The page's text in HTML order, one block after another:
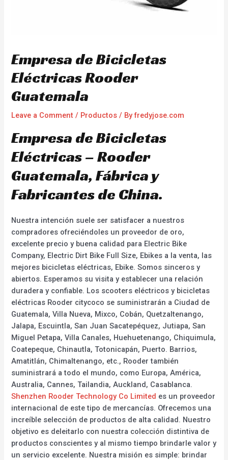
Empresa de Bicicletas
Eléctricas Rooder
Guatemala
Leave a Comment / Productos / Byfredyjose.com
Empresa de Bicicletas
Eléctricas – Rooder
Guatemala, Fábrica y
Fabricantes de China.
Nuestra intención suele ser satisfacer a nuestros
compradores ofreciéndoles un proveedor de oro,
excelente precio y buena calidad para Electric Bike
Company, Electric Dirt Bike Full Size, Ebikes a la venta, las
mejores bicicletas eléctricas, Ebike. Somos sinceros y
abiertos. Esperamos su visita y establecer una relación
duradera y confiable. Los scooters eléctricos y bicicletas
eléctricas Rooder citycoco se suministrarán a Ciudad de
Guatemala, Villa Nueva, Mixco, Cobán, Quetzaltenango,
Jalapa, Escuintla, San Juan Sacatepéquez, Jutiapa, San
Miguel Petapa, Villa Canales, Huehuetenango, Chiquimula,
Coatepeque, Chinautla, Totonicapán, Puerto. Barrios,
Amatitlán, Chimaltenango, etc., Rooder también
suministrará a todo el mundo, como Europa, América,
Australia, Cannes, Tailandia, Auckland, Casablanca.
Shenzhen Rooder Technology Co Limited es un proveedor
internacional de este tipo de mercancías. Ofrecemos una
increíble selección de productos de alta calidad. Nuestro
objetivo es deleitarlo con nuestra colección distintiva de
productos conscientes y al mismo tiempo brindarle valor y
un servicio excelente. Nuestra misión es simple: brindar